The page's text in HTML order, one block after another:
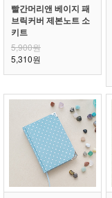
빨간머리앤 베이지 패
브릭커버 제본노트 소
키트
5,900원
5,310원